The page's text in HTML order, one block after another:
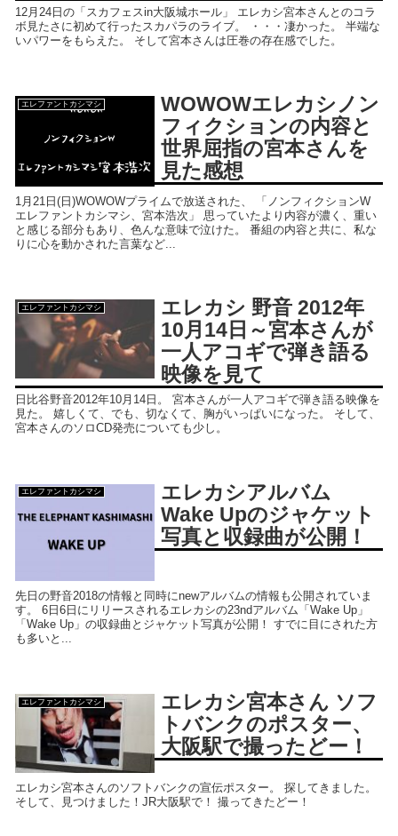
12月24日の「スカフェスin大阪城ホール」 エレカシ宮本さんとのコラ
ボ見たさに初めて行ったスカパラのライブ。 ・・・凄かった。 半端な
いパワーをもらえた。 そして宮本さんは圧巻の存在感でした。
エレファントカシマシ
WOWOWエレカシノン
フィクションの内容と
世界屈指の宮本さんを
見た感想
1月21日(日)WOWOWプライムで放送された、 「ノンフィクションW
エレファントカシマシ、宮本浩次」 思っていたより内容が濃く、重い
と感じる部分もあり、色んな意味で泣けた。 番組の内容と共に、私な
りに心を動かされた言葉など...
エレファントカシマシ
エレカシ 野音 2012年
10月14日～宮本さんが
一人アコギで弾き語る
映像を見て
日比谷野音2012年10月14日。 宮本さんが一人アコギで弾き語る映像を
見た。 嬉しくて、でも、切なくて、胸がいっぱいになった。 そして、
宮本さんのソロCD発売についても少し。
エレファントカシマシ
エレカシアルバム
Wake Upのジャケット
写真と収録曲が公開！
先日の野音2018の情報と同時にnewアルバムの情報も公開されていま
す。 6日6日にリリースされるエレカシの23ndアルバム「Wake Up」
「Wake Up」の収録曲とジャケット写真が公開！ すでに目にされた方
も多いと...
エレファントカシマシ
エレカシ宮本さん ソフ
トバンクのポスター、
大阪駅で撮ったどー！
エレカシ宮本さんのソフトバンクの宣伝ポスター。 探してきました。
そして、見つけました！JR大阪駅で！ 撮ってきたどー！